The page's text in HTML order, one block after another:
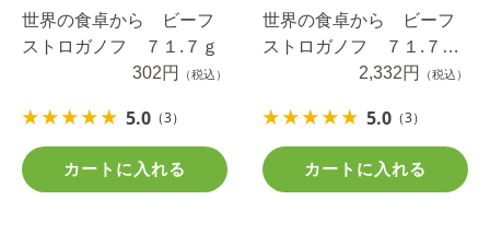
世界の食卓から ビーフ
ストロガノフ ７１.７ｇ
302円
（税込）
5.0 （3）
カートに入れる
世界の食卓から ビーフ
ストロガノフ ７１.７ｇ
2,332円 （税込）
5.0 （3）
カートに入れる